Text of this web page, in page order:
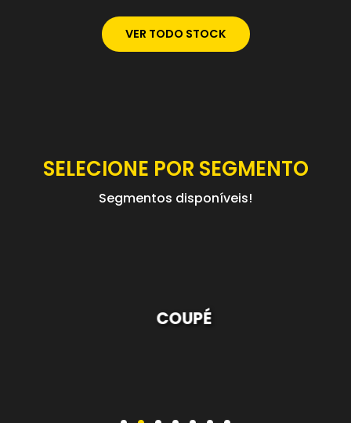
VER TODO STOCK
SELECIONE POR SEGMENTO
Segmentos disponíveis!
COUPÉ